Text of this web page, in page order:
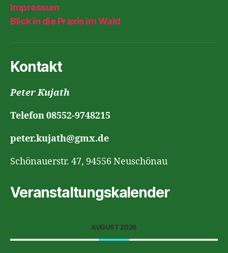
Impressum
Blick in die Praxis im Wald
Kontakt
Peter Kujath
Telefon 08552-9748215
peter.kujath@gmx.de
Schönauerstr. 47, 94556 Neuschönau
Veranstaltungskalender
AUGUST 2026